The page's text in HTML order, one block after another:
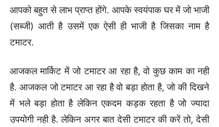
आपको बहुत से लाभ प्राप्त होंगे. आपके स्वयंपाक घर में जो भाजी
(सब्जी) आती है उसमें एक ऐसी ही भाजी है जिसका नाम है
टमाटर.
आजकल मार्किट में जो टमाटर आ रहा है, वो कुछ काम का नही
है. आजकल जो टमाटर आ रहा है वो बड़ा होता है, जो की दिखने
में भले बड़ा होता है लेकिन एकदम कड़क रहता है जो ज्यादा
उपयोगी नही है. लेकिन अगर बात देसी टमाटर की करें तो, देसी